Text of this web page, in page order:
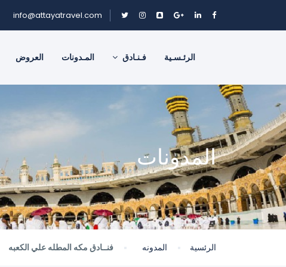
info@attayatravel.com
الرئـسـية فـنـادق المـدونات العروض
المدونات
الرئسية المدونه فنــادق مكه المطله علي الكعبه